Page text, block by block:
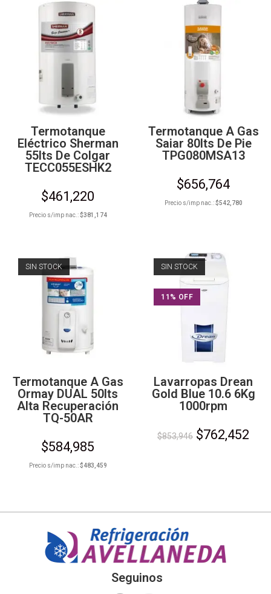
Termotanque
Eléctrico Sherman
55lts De Colgar
TECC055ESHK2
$461,220
Precio s/imp nac.:$381,174
Termotanque A Gas
Saiar 80lts De Pie
TPG080MSA13
$656,764
Precio s/imp nac.:$542,780
SIN STOCK
Termotanque A Gas
Ormay DUAL 50lts
Alta Recuperación
TQ-50AR
$584,985
Precio s/imp nac.:$483,459
SIN STOCK
11% OFF
Lavarropas Drean
Gold Blue 10.6 6Kg
1000rpm
$853,946 $762,452
Seguinos